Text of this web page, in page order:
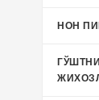
НОН